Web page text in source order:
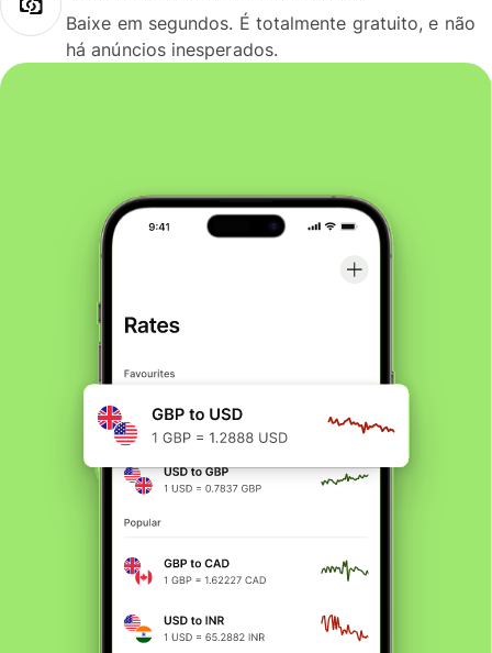
Baixe em segundos. É totalmente gratuito, e não
há anúncios inesperados.